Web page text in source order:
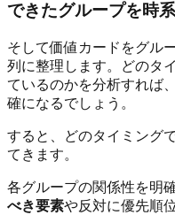
できたグループを時
そして価値カードをグル
列に整理します。どのタ
ているのかを分析すれば
確になるでしょう。
すると、どのタイミング
てきます。
各グループの関係性を明
べき要素や反対に優先順